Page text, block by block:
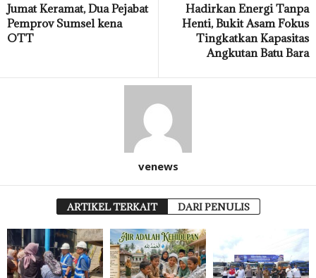
Jumat Keramat, Dua Pejabat
Pemprov Sumsel kena
OTT
Hadirkan Energi Tanpa
Henti, Bukit Asam Fokus
Tingkatkan Kapasitas
Angkutan Batu Bara
venews
ARTIKEL TERKAIT DARI PENULIS